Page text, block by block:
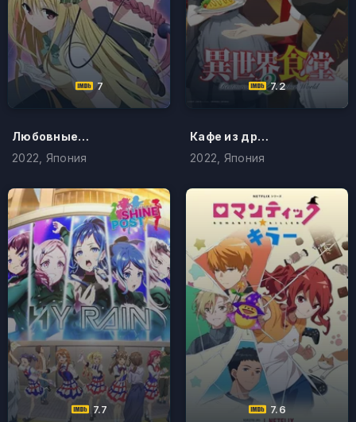
7
Любовные неприятности - Тьма
2022, Япония
7.2
Кафе из другого мира
2022, Япония
7.7 7.6